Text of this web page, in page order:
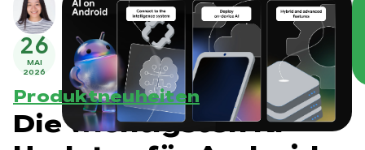
26
MAI
2026
Produktneuheiten
Die wichtigsten KI-